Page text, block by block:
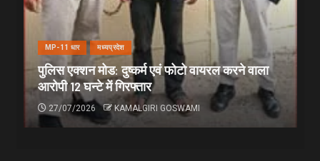
MP-11 धार मध्यप्रदेश
पुलिस एक्शन मोड: दुष्कर्म एवं फोटो वायरल करने वाला
आरोपी 12 घन्टे में गिरफ्तार
27/07/2026 KAMALGIRI GOSWAMI